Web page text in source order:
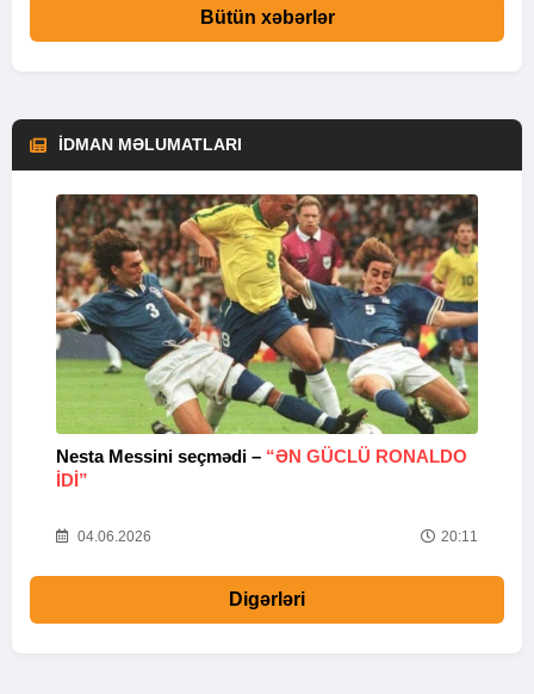
Bütün xəbərlər
İDMAN MƏLUMATLARI
Nesta Messini seçmədi – “ƏN GÜCLÜ RONALDO
IDI”
04.06.2026 20:11
Digərləri